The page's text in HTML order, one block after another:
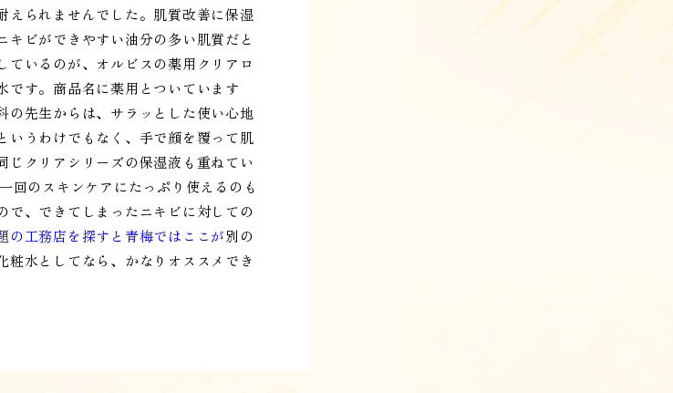
えられませんでした。肌質改善に保湿
ビができやすい油分の多い肌質だと
いるのが、オルビスの薬用クリアロ
です。商品名に薬用とついています
の先生からは、サラッとした使い心地
いうわけでもなく、手で顔を覆って肌
じクリアシリーズの保湿液も重ねてい
一回のスキンケアにたっぷり使えるのも
、できてしまったニキビに対しての
の工務店を探すと青梅ではここが別の
水としてなら、かなりオススメでき